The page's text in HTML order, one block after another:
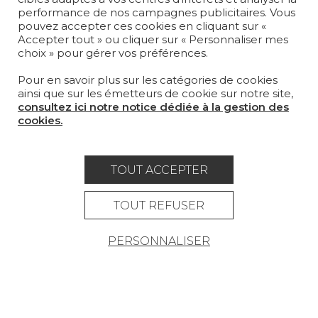
MAGAZINE
LA MAISON
OÙ NOUS TROUVER ?
Carrière Contact
Lexique
Mentions légales
données
performance de nos campagnes publicitaires. Vous
pouvez accepter ces cookies en cliquant sur «
Accepter tout » ou cliquer sur « Personnaliser mes
choix » pour gérer vos préférences.
Pour en savoir plus sur les catégories de cookies
ainsi que sur les émetteurs de cookie sur notre site,
consultez ici notre notice dédiée à la gestion des
cookies.
TOUT ACCEPTER
TOUT REFUSER
PERSONNALISER